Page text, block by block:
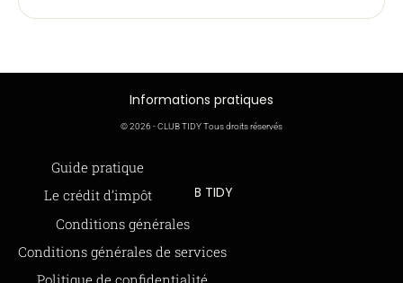
Informations pratiques
Guide pratique
Le crédit d’impôt
Offre de parrainage 50-50
FAQ
BLOG
© 2026 - CLUB TIDY Tous droits réservés
Informations légales
Conditions générales
Conditions générales de services
Politique de confidentialité
CLUB TIDY
SAS CLUB TIDY
165 Avenue de Bretagne
979 480 886 RCS LILLE Métropole
SAP / 979480886 Acte 2023-140